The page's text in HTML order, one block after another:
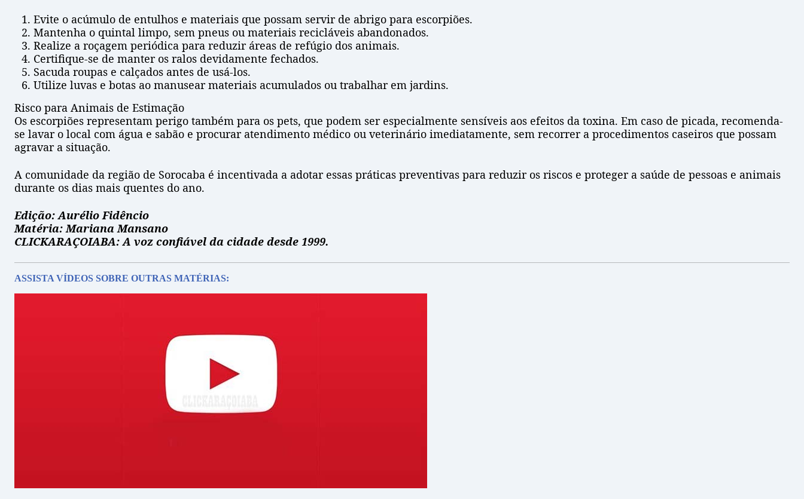
Evite o acúmulo de entulhos e materiais que possam servir de abrigo para escorpiões.
Mantenha o quintal limpo, sem pneus ou materiais recicláveis abandonados.
Realize a roçagem periódica para reduzir áreas de refúgio dos animais.
Certifique-se de manter os ralos devidamente fechados.
Sacuda roupas e calçados antes de usá-los.
Utilize luvas e botas ao manusear materiais acumulados ou trabalhar em jardins.
Risco para Animais de Estimação
Os escorpiões representam perigo também para os pets, que podem ser especialmente sensíveis aos efeitos da toxina. Em caso de picada, recomenda-
se lavar o local com água e sabão e procurar atendimento médico ou veterinário imediatamente, sem recorrer a procedimentos caseiros que possam
agravar a situação.
A comunidade da região de Sorocaba é incentivada a adotar essas práticas preventivas para reduzir os riscos e proteger a saúde de pessoas e animais
durante os dias mais quentes do ano.
Edição: Aurélio Fidêncio
Matéria: Mariana Mansano
CLICKARAÇOIABA: A voz confiável da cidade desde 1999.
ASSISTA VÍDEOS SOBRE OUTRAS MATÉRIAS: